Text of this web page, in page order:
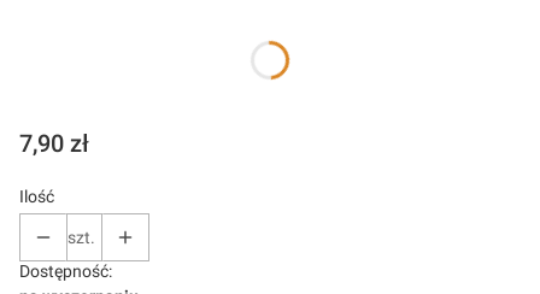
Czarny
Cena
7,90 zł
Ilość
szt.
Dostępność: